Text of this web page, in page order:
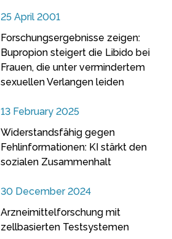
25 April 2001
Forschungsergebnisse zeigen:
Bupropion steigert die Libido bei
Frauen, die unter vermindertem
sexuellen Verlangen leiden
13 February 2025
Widerstandsfähig gegen
Fehlinformationen: KI stärkt den
sozialen Zusammenhalt
30 December 2024
Arzneimittelforschung mit
zellbasierten Testsystemen